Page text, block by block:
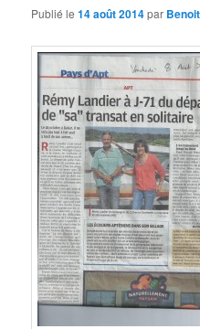
Publié le14 août 2014par Benoit